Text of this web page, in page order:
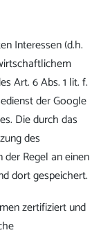
Interessen (d.h.
Art. 6 Abs. 1 lit. f.
der Google
Die durch das
des
Regel an einen
dort gespeichert.
zertifiziert und